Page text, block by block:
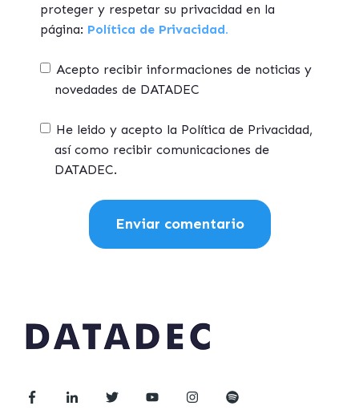
proteger y respetar su privacidad en la
página: Política de Privacidad.
Acepto recibir informaciones de noticias y
novedades de DATADEC
He leido y acepto la Política de Privacidad,
así como recibir comunicaciones de
DATADEC.